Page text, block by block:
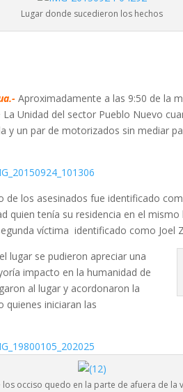
Lugar donde sucedieron los hechos
Aproximadamente a las 9:50 de la
Unidad del sector Pueblo Nuevo
y un par de motorizados sin mediar
de los asesinados fue identificado
quien tenía su residencia en el
víctima identificado como Joel
lugar se pudieron apreciar una
impacto en la humanidad de
al lugar y acordonaron la
quienes iniciaran las
los occiso quedo en la parte de afuera de la